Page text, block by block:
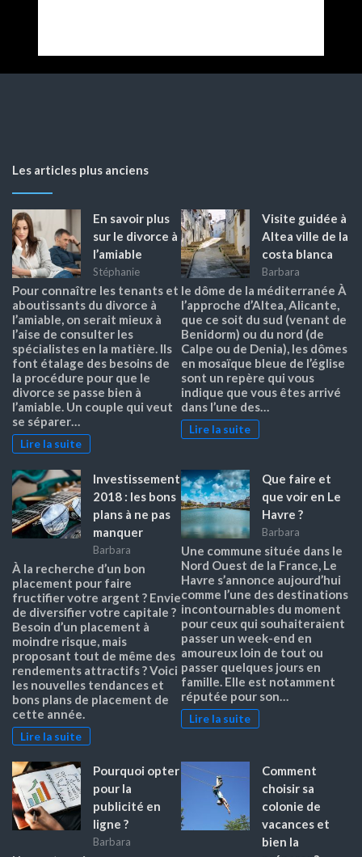
Les articles plus anciens
En savoir plus
sur le divorce à
l’amiable
Stéphanie
Pour connaître les tenants et
aboutissants du divorce à
l’amiable, on serait mieux à
l’aise de consulter les
spécialistes en la matière. Ils
font étalage des besoins de
la procédure pour que le
divorce se passe bien à
l’amiable. Un couple qui veut
se séparer…
Lire la suite
Visite guidée à
Altea ville de la
costa blanca
Barbara
le dôme de la méditerranée À
l’approche d’Altea, Alicante,
que ce soit du sud (venant de
Benidorm) ou du nord (de
Calpe ou de Denia), les dômes
en mosaïque bleue de l’église
sont un repère qui vous
indique que vous êtes arrivé
dans l’une des…
Lire la suite
Investissement
2018 : les bons
plans à ne pas
manquer
Barbara
À la recherche d’un bon
placement pour faire
fructifier votre argent ? Envie
de diversifier votre capitale ?
Besoin d’un placement à
moindre risque, mais
proposant tout de même des
rendements attractifs ? Voici
les nouvelles tendances et
bons plans de placement de
cette année.
Lire la suite
Que faire et
que voir en Le
Havre ?
Barbara
Une commune située dans le
Nord Ouest de la France, Le
Havre s’annonce aujourd’hui
comme l’une des destinations
incontournables du moment
pour ceux qui souhaiteraient
passer un week-end en
amoureux loin de tout ou
passer quelques jours en
famille. Elle est notamment
réputée pour son…
Lire la suite
Pourquoi opter
pour la
publicité en
ligne ?
Barbara
Comment
choisir sa
colonie de
vacances et
bien la